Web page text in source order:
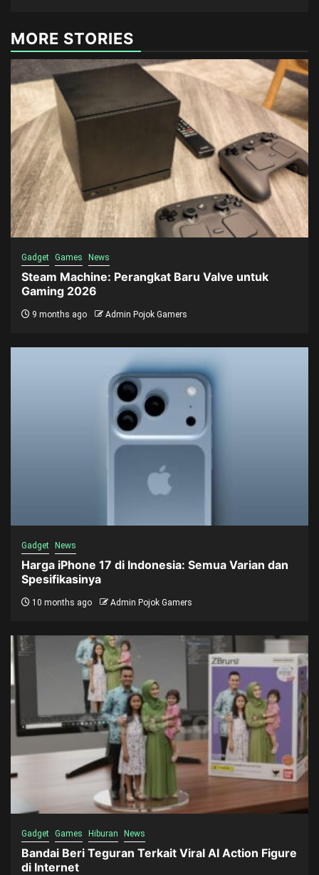
MORE STORIES
Gadget Games News
Steam Machine: Perangkat Baru Valve untuk
Gaming 2026
9 months ago Admin Pojok Gamers
Gadget News
Harga iPhone 17 di Indonesia: Semua Varian dan
Spesifikasinya
10 months ago Admin Pojok Gamers
Gadget Games Hiburan News
Bandai Beri Teguran Terkait Viral AI Action Figure
di Internet